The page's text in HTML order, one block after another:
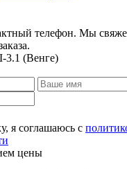
телефон. Мы
(Венге)
я соглашаюсь с
цены